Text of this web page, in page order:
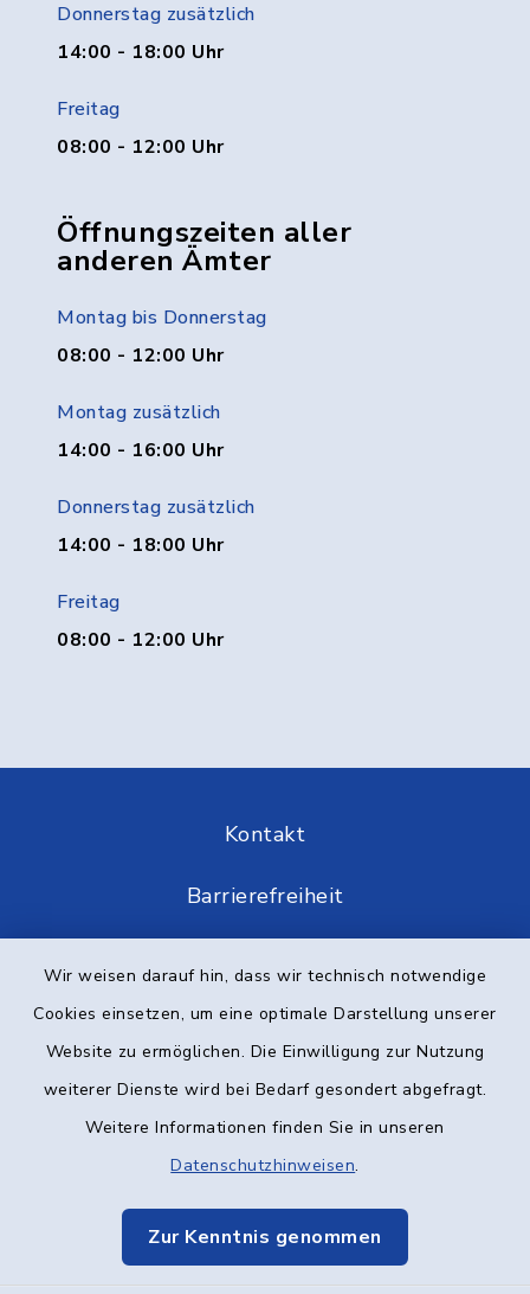
Wir weisen darauf hin, dass wir technisch notwendige
Cookies einsetzen, um eine optimale Darstellung unserer
Website zu ermöglichen. Die Einwilligung zur Nutzung
weiterer Dienste wird bei Bedarf gesondert abgefragt.
Weitere Informationen finden Sie in unseren
Datenschutzhinweisen.
Zur Kenntnis genommen
Donnerstag zusätzlich
14:00 - 18:00 Uhr
Freitag
08:00 - 12:00 Uhr
Öffnungszeiten aller
anderen Ämter
Montag bis Donnerstag
08:00 - 12:00 Uhr
Montag zusätzlich
14:00 - 16:00 Uhr
Donnerstag zusätzlich
14:00 - 18:00 Uhr
Freitag
08:00 - 12:00 Uhr
Kontakt
Barrierefreiheit
Impressum
Elektronische Kommunikation
Sitemap
Cookie-Einstellungen